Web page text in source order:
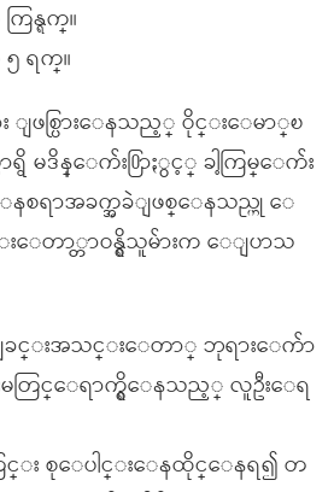
န္ရက္။
၅ ရက္။
း ျဖစ္ပြားေနသည့္ ဝိုင္းေမာ္ၿ
ာရွိ မဒိန္ေက်း႐ြာႏွင့္ ခါ့ကြမ္ေက်း
ေနစရာအခက္အခဲျဖစ္ေနသည္ဟု ေ
တာ္တာဝန္ရွိသူမ်ားက ေျပာသ
းအသင္းေတာ္ ဘုရားေက်ာ
တြင္ေရာက္ရွိေနသည့္ လူဦးေရ
ြင္း စုေပါင္းေနထိုင္ေနရ၍ တ